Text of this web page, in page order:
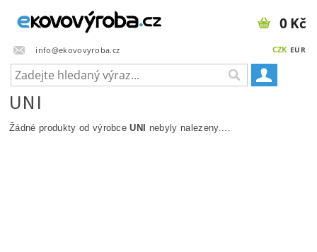
info@ekovovyroba.cz CZK EUR
0 Kč
UNI
Žádné produkty od výrobceUNI nebyly nalezeny....